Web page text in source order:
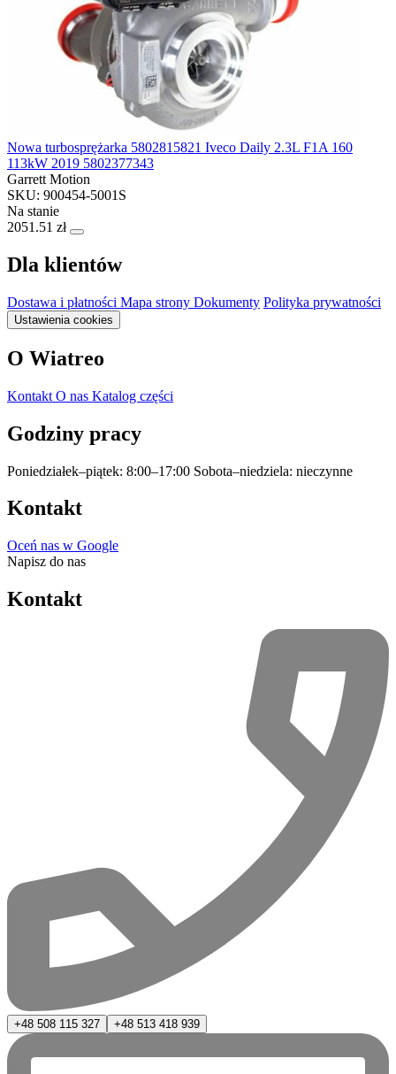
Nowa turbosprężarka 5802815821 Iveco Daily 2.3L F1A 160
113kW 2019 5802377343
Garrett Motion
SKU: 900454-5001S
Na stanie
2051.51 zł
Dla klientów
Dostawa i płatności Mapa strony Dokumenty Polityka prywatności
Ustawienia cookies
O Wiatreo
Kontakt O nas Katalog części
Godziny pracy
Poniedziałek–piątek: 8:00–17:00 Sobota–niedziela: nieczynne
Kontakt
Oceń nas w Google
Napisz do nas
Kontakt
+48 508 115 327 +48 513 418 939